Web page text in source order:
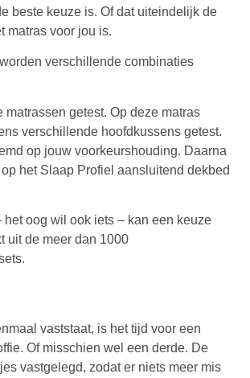
beste keuze is. Of dat uiteindelijk de
matras voor jou is.
verschillende combinaties
matrassen getest. Op deze matras
verschillende hoofdkussens getest.
op jouw voorkeurshouding. Daarna
het Slaap Profiel aansluitend dekbed
het oog wil ook iets – kan een keuze
uit de meer dan 1000
vaststaat, is het tijd voor een
Of misschien wel een derde. De
vastgelegd, zodat er niets meer mis